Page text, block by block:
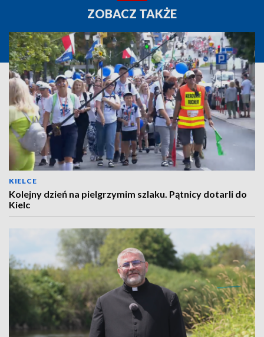
ZOBACZ TAKŻE
KIELCE
Kolejny dzień na pielgrzymim szlaku. Pątnicy dotarli do
Kielc